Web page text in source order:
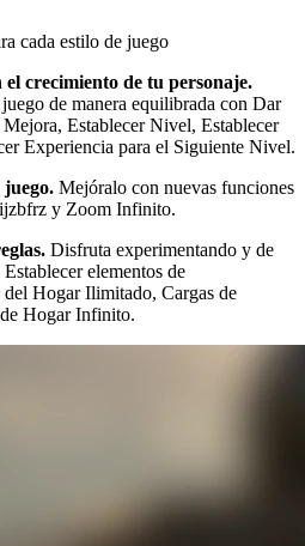
cada estilo de juego
crecimiento de tu personaje.
de manera equilibrada con Dar
Establecer Nivel, Establecer
Experiencia para el Siguiente Nivel.
Mejóralo con nuevas funciones
y Zoom Infinito.
Disfruta experimentando y de
elementos de
Hogar Ilimitado, Cargas de
Hogar Infinito.